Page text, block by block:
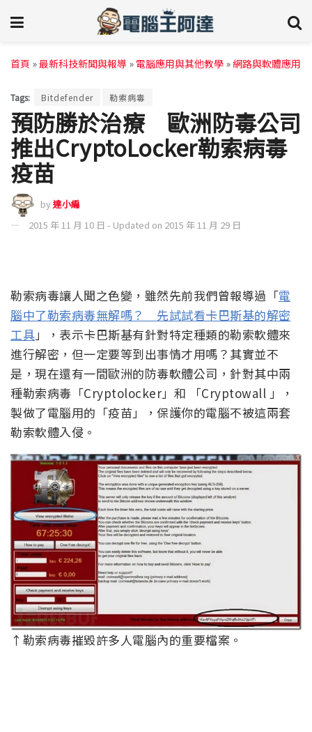
首頁 »最新科技新聞與報導 » 電腦應用與其他教學 »網路與軟體應用
Tags: Bitdefender 勒索病毒
預防勝於治療 歐洲防毒公司
推出CryptoLocker勒索病毒
疫苗
by達小編
2015 年 11 月 10 日 - Updated on 2015 年 11 月 29 日
勒索病毒讓人聞之色變，雖然先前我們曾報導過「電
腦中了勒索病毒無解嗎？ 先試試看卡巴斯基的解密
工具」，表示卡巴斯基有針對特定種類的勒索軟體來
進行解密，但一定要等到出事情才用嗎？其實並不
是，現在還有一間歐洲的防毒軟體公司，針對其中兩
種勒索病毒「Cryptolocker」和 「Cryptowall 」，
製做了電腦用的「疫苗」，保護你的電腦不被這兩套
勒索軟體入侵。
↑勒索病毒摧毀許多人電腦內的重要檔案。